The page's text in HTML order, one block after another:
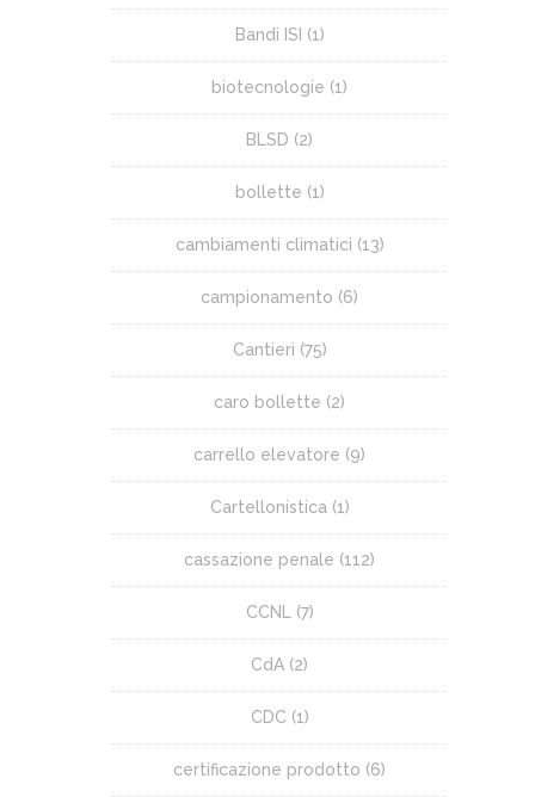
Bandi ISI (1)
biotecnologie (1)
BLSD (2)
bollette (1)
cambiamenti climatici (13)
campionamento (6)
Cantieri (75)
caro bollette (2)
carrello elevatore (9)
Cartellonistica (1)
cassazione penale (112)
CCNL (7)
CdA (2)
CDC (1)
certificazione prodotto (6)